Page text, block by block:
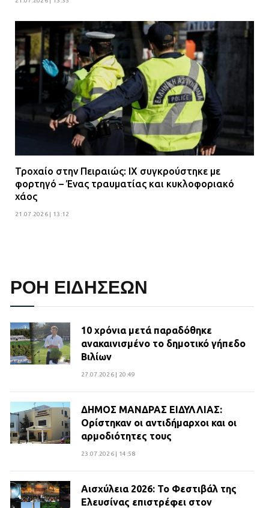
Τροχαίο στην Πειραιώς: ΙΧ συγκρούστηκε με
φορτηγό – Ένας τραυματίας και κυκλοφοριακό
χάος
21.07.2026 | 13:12
ΡΟΗ ΕΙΔΗΣΕΩΝ
10 χρόνια μετά παραδόθηκε
ανακαινισμένο το δημοτικό γήπεδο
Βιλίων
27.07.2026 | 20:49
ΔΗΜΟΣ ΜΑΝΔΡΑΣ ΕΙΔΥΛΛΙΑΣ:
Ορίστηκαν οι αντιδήμαρχοι και οι
αρμοδιότητες τους
23.07.2026 | 14:58
Αισχύλεια 2026: Το Φεστιβάλ της
Ελευσίνας επιστρέφει στον